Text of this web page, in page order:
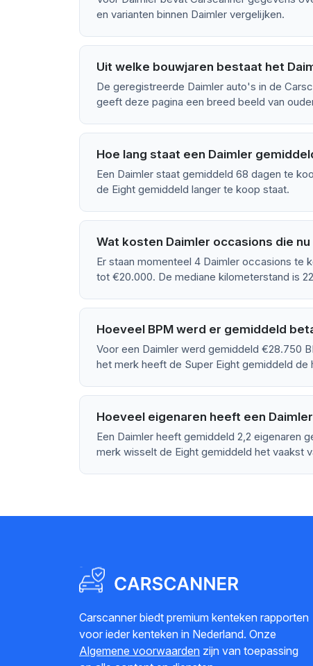
en varianten binnen Daimler vergelijken.
Uit welke bouwjaren bestaat het
De geregistreerde Daimler auto's in de
geeft deze pagina een breed beeld van
Hoe lang staat een Daimler
Een Daimler staat gemiddeld 68 dagen te
de Eight gemiddeld langer te koop staat.
Wat kosten Daimler occasions die
Er staan momenteel 4 Daimler occasions te
tot €20.000. De mediane kilometerstand is
Hoeveel BPM werd er gemiddeld
Voor een Daimler werd gemiddeld €28.750
het merk heeft de Super Eight gemiddeld de
Hoeveel eigenaren heeft een
Een Daimler heeft gemiddeld 2,2 eigenaren
merk wisselt de Eight gemiddeld het vaakst
Carscanner biedt premium kenteken rapporten
voor ieder kenteken in Nederland. Onze
Algemene voorwaarden zijn van toepassing